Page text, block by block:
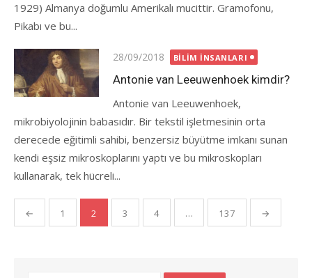
1929) Almanya doğumlu Amerikalı mucittir. Gramofonu,
Pikabı ve bu...
Posted
on
28/09/2018 BILIM İNSANLARI
Antonie van Leeuwenhoek kimdir?
Antonie van Leeuwenhoek,
mikrobiyolojinin babasıdır. Bir tekstil işletmesinin orta
derecede eğitimli sahibi, benzersiz büyütme imkanı sunan
kendi eşsiz mikroskoplarını yaptı ve bu mikroskopları
kullanarak, tek hücreli...
Yazı
gezinmesi
← 1 2 3 4 … 137 →